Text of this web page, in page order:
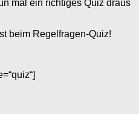
mal ein richtiges Quiz draus
beim Regelfragen-Quiz!